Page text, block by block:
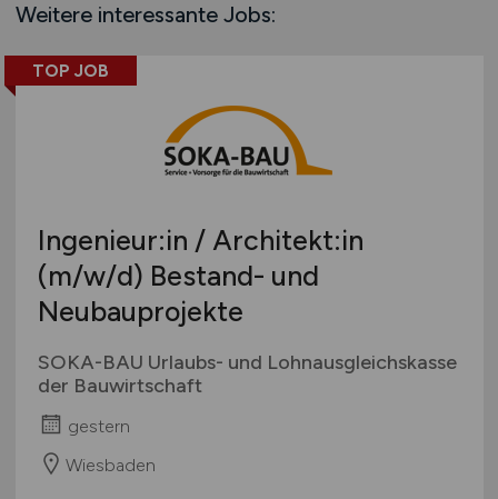
Schweiz
Europa
International
Weitere interessante Jobs:
TOP JOB
Ingenieur:in / Architekt:in
(m/w/d) Bestand- und
Neubauprojekte
SOKA-BAU Urlaubs- und Lohnausgleichskasse
der Bauwirtschaft
gestern
Wiesbaden